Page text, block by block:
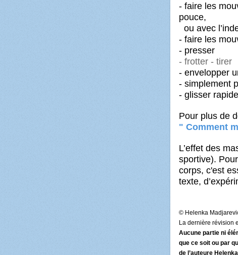
- faire les
pouce,
ou avec
- faire les
- presser
- frotter - tirer
- envelopper
-
- glisser
Pour plus de
" Comment
L’effet des
sportive).
corps, c'est
texte,
© Helenka
La dernière révision
Aucune partie ni
que ce soit ou par
de l’auteure